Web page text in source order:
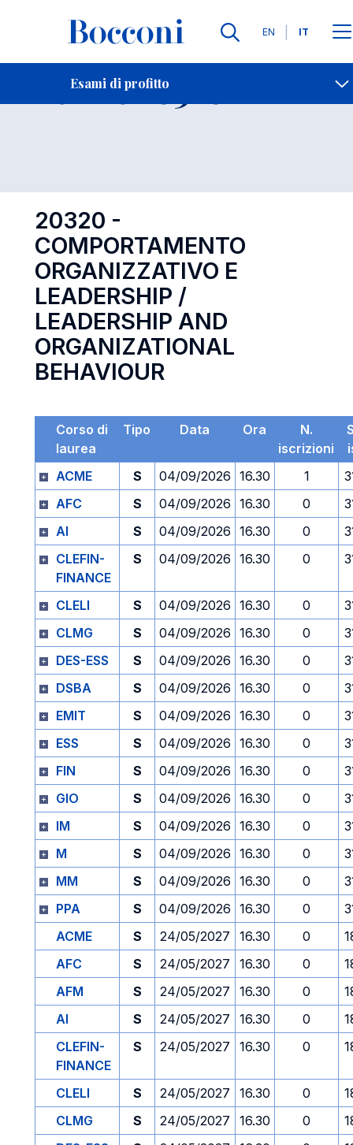
Lingue
EN IT
Esami di profitto
Contatti
Esame 20320 Open
20320 -
COMPORTAMENTO
ORGANIZZATIVO E
LEADERSHIP /
LEADERSHIP AND
ORGANIZATIONAL
BEHAVIOUR
Corso di
laurea
Tipo Data Ora
N.
iscrizioni
ACME
S 04/09/2026 16.30 1
AFC
S 04/09/2026 16.30 0
AI
S 04/09/2026 16.30 0
CLEFIN-
FINANCE
S 04/09/2026 16.30 0
CLELI S 04/09/2026 16.30 0
CLMG
S 04/09/2026 16.30 0
DES-ESS
S 04/09/2026 16.30 0
DSBA
S 04/09/2026 16.30 0
EMIT
S 04/09/2026 16.30 0
ESS
S 04/09/2026 16.30 0
FIN
S 04/09/2026 16.30 0
GIO
S 04/09/2026 16.30 0
IM
S 04/09/2026 16.30 0
M
S 04/09/2026 16.30 0
MM
S 04/09/2026 16.30 0
PPA
S 04/09/2026 16.30 0
ACME
S 24/05/2027 16.30 0
AFC
S 24/05/2027 16.30 0
AFM
S 24/05/2027 16.30 0
AI
S 24/05/2027 16.30 0
CLEFIN-
FINANCE
S 24/05/2027 16.30 0
CLELI S 24/05/2027 16.30 0
CLMG
S 24/05/2027 16.30 0